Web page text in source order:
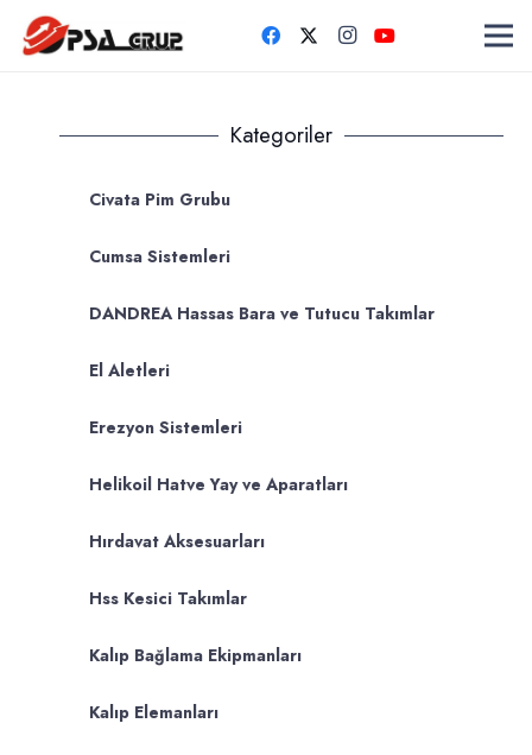
Kategoriler
Civata Pim Grubu
Cumsa Sistemleri
DANDREA Hassas Bara ve Tutucu Takımlar
El Aletleri
Erezyon Sistemleri
Helikoil Hatve Yay ve Aparatları
Hırdavat Aksesuarları
Hss Kesici Takımlar
Kalıp Bağlama Ekipmanları
Kalıp Elemanları